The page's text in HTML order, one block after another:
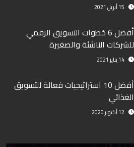
15 أبريل 2021
أفضل 6 خطوات التسويق الرقمي
للشركات الناشئة والصغيرة
14 يناير 2021
أفضل 10 استراتيجيات فعالة للتسويق
الغذائي
12 أكتوبر 2020